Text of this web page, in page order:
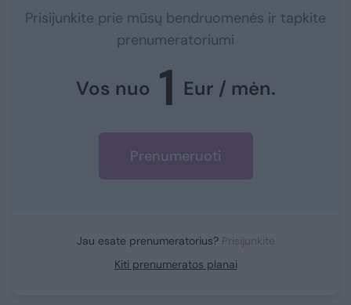
Prisijunkite prie mūsų bendruomenės ir tapkite
prenumeratoriumi
Vos nuo 1 Eur / mėn.
Prenumeruoti
Jau esate prenumeratorius? Prisijunkite
Kiti prenumeratos planai